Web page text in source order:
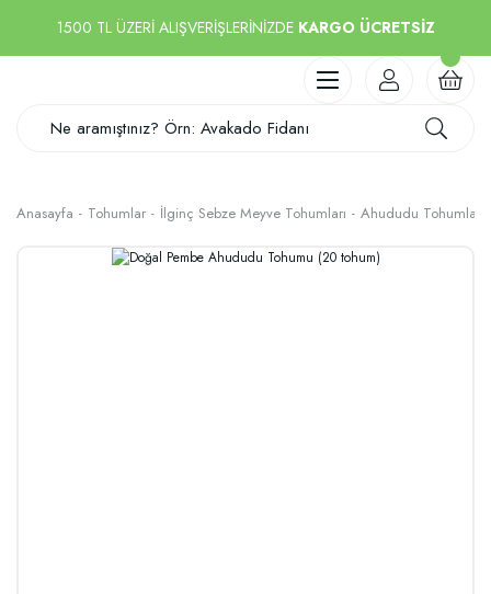
1500 TL ÜZERİ ALIŞVERİŞLERİNİZDE KARGO ÜCRETSİZ
Anasayfa Tohumlar İlginç Sebze Meyve Tohumları Ahududu Tohumları